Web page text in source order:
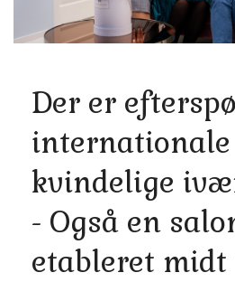
Der er
internationale
kvindelige
- Også en
etableret midt